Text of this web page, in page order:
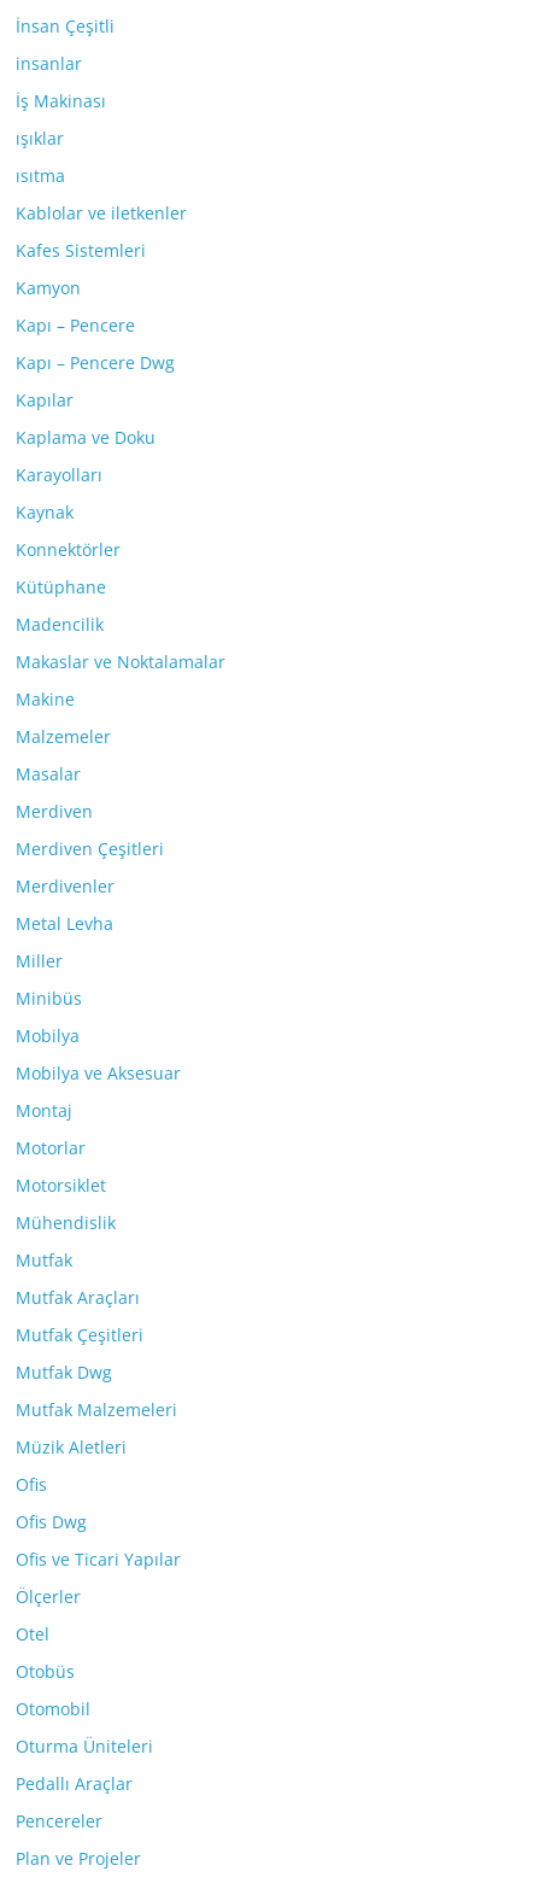
İnsan Çeşitli
insanlar
İş Makinası
ışıklar
ısıtma
Kablolar ve iletkenler
Kafes Sistemleri
Kamyon
Kapı – Pencere
Kapı – Pencere Dwg
Kapılar
Kaplama ve Doku
Karayolları
Kaynak
Konnektörler
Kütüphane
Madencilik
Makaslar ve Noktalamalar
Makine
Malzemeler
Masalar
Merdiven
Merdiven Çeşitleri
Merdivenler
Metal Levha
Miller
Minibüs
Mobilya
Mobilya ve Aksesuar
Montaj
Motorlar
Motorsiklet
Mühendislik
Mutfak
Mutfak Araçları
Mutfak Çeşitleri
Mutfak Dwg
Mutfak Malzemeleri
Müzik Aletleri
Ofis
Ofis Dwg
Ofis ve Ticari Yapılar
Ölçerler
Otel
Otobüs
Otomobil
Oturma Üniteleri
Pedallı Araçlar
Pencereler
Plan ve Projeler